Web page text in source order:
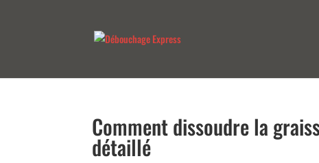
Comment dissoudre la
détaillé